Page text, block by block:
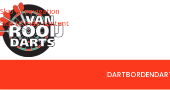
Skip to navigation
Skip to main content
DARTBORDEN